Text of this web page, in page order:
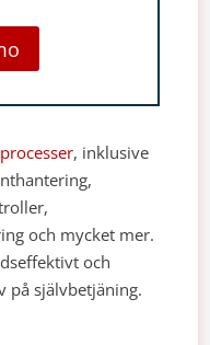
, inklusive
och mycket mer.
och
på självbetjäning.